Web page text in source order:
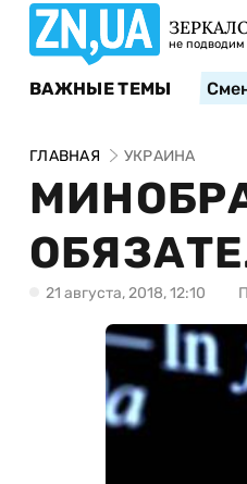
не подводим
ВАЖНЫЕ ТЕМЫ
ГЛАВНАЯ УКРАИНА
21 августа, 2018, 12:10